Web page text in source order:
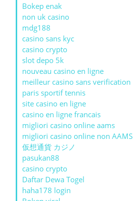
Bokep enak
non uk casino
mdg188
casino sans kyc
casino crypto
slot depo 5k
nouveau casino en ligne
meilleur casino sans verification
paris sportif tennis
site casino en ligne
casino en ligne francais
migliori casino online aams
migliori casino online non AAMS
仮想通貨 カジノ
pasukan88
casino crypto
Daftar Dewa Togel
haha178 login